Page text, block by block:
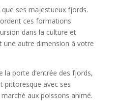
ses majestueux fjords.
ces formations
dans la culture et
une autre dimension à votre
la porte d’entrée des fjords,
pittoresque avec ses
aux poissons animé.